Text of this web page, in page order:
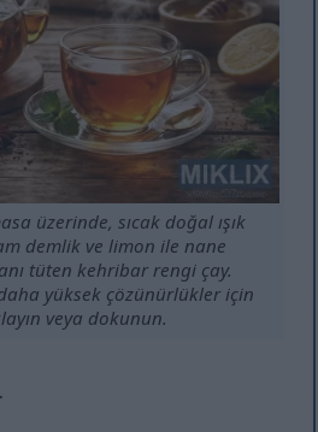
üzerinde, sıcak doğal ışık
demlik ve limon ile nane
tüten kehribar rengi çay.
yüksek çözünürlükler için
veya dokunun.